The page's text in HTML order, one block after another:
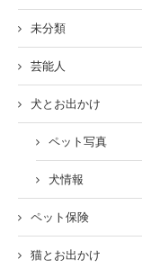
未分類
芸能人
犬とお出かけ
ペット写真
犬情報
ペット保険
猫とお出かけ